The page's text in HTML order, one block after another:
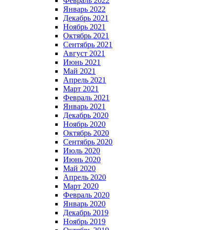
Январь 2022
Декабрь 2021
Ноябрь 2021
Октябрь 2021
Сентябрь 2021
Август 2021
Июнь 2021
Май 2021
Апрель 2021
Март 2021
Февраль 2021
Январь 2021
Декабрь 2020
Ноябрь 2020
Октябрь 2020
Сентябрь 2020
Июль 2020
Июнь 2020
Май 2020
Апрель 2020
Март 2020
Февраль 2020
Январь 2020
Декабрь 2019
Ноябрь 2019